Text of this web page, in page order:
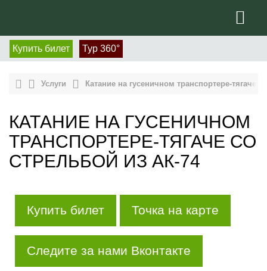
Купить билет Тур 360°
Услуги Катание на гусеничном транспортере-тягаче
КАТАНИЕ НА ГУСЕНИЧНОМ
ТРАНСПОРТЕРЕ-ТЯГАЧЕ СО
СТРЕЛЬБОЙ ИЗ АК-74
Купить билет Точка на карте
Следите за нами Вконтакте